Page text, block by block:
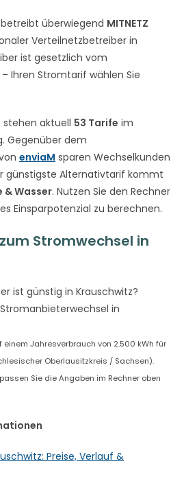
überwiegend MITNETZ
Verteilnetzbetreiber in
ist gesetzlich vom
Ihren Stromtarif wählen Sie
stehen aktuell 53 Tarife im
Gegenüber dem
enviaM sparen Wechselkunden
günstigste Alternativtarif kommt
& Wasser. Nutzen Sie den Rechner
Einsparpotenzial zu berechnen.
Stromwechsel in
ist günstig in Krauschwitz?
in
Jahresverbrauch von 2.500 kWh für
Oberlausitzkreis / Sachsen).
Sie die Angaben im Rechner oben
Preise, Verlauf &